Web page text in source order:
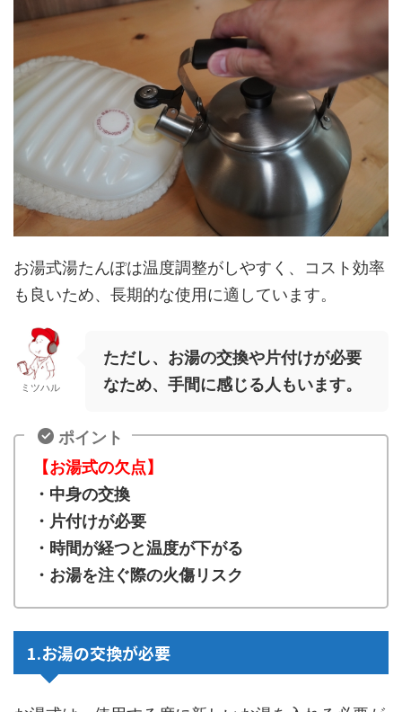
お湯式湯たんぽは温度調整がしやすく、コスト効率
も良いため、長期的な使用に適しています。
ミツハル
ただし、お湯の交換や片付けが必要
なため、手間に感じる人もいます。
ポイント
【お湯式の欠点】
・中身の交換
・片付けが必要
・時間が経つと温度が下がる
・お湯を注ぐ際の火傷リスク
1.お湯の交換が必要